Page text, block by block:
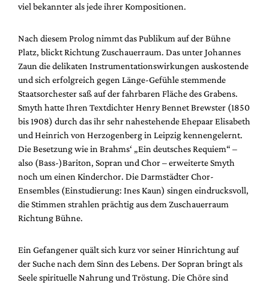
viel bekannter als jede ihrer Kompositionen.
Nach diesem Prolog nimmt das Publikum auf der Bühne
Platz, blickt Richtung Zuschauerraum. Das unter Johannes
Zaun die delikaten Instrumentationswirkungen auskostende
und sich erfolgreich gegen Länge-Gefühle stemmende
Staatsorchester saß auf der fahrbaren Fläche des Grabens.
Smyth hatte Ihren Textdichter Henry Bennet Brewster (1850
bis 1908) durch das ihr sehr nahestehende Ehepaar Elisabeth
und Heinrich von Herzogenberg in Leipzig kennengelernt.
Die Besetzung wie in Brahms‘ „Ein deutsches Requiem“ –
also (Bass-)Bariton, Sopran und Chor – erweiterte Smyth
noch um einen Kinderchor. Die Darmstädter Chor-
Ensembles (Einstudierung: Ines Kaun) singen eindrucksvoll,
die Stimmen strahlen prächtig aus dem Zuschauerraum
Richtung Bühne.
Ein Gefangener quält sich kurz vor seiner Hinrichtung auf
der Suche nach dem Sinn des Lebens. Der Sopran bringt als
Seele spirituelle Nahrung und Tröstung. Die Chöre sind